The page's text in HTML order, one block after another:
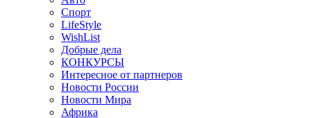
Спорт
LifeStyle
WishList
Добрые дела
КОНКУРСЫ
Интересное от партнеров
Новости России
Новости Мира
Африка